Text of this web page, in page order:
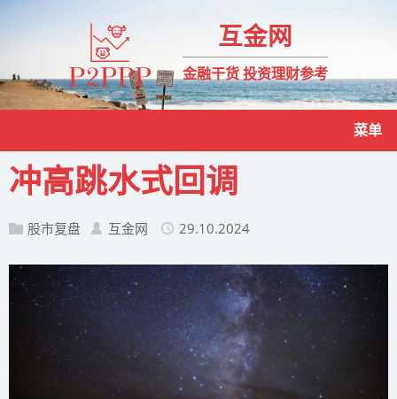
互金网
金融干货 投资理财参考
菜单
冲高跳水式回调
股市复盘 互金网 29.10.2024